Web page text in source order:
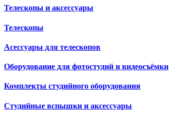
Телескопы и аксессуары
Телескопы
Асессуары для телескопов
Оборудование для фотостудий и видеосъёмки
Комплекты студийного оборудования
Студийные вспышки и аксессуары